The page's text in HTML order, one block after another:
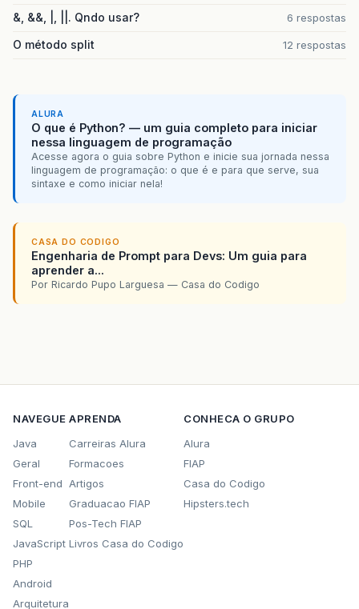
&, &&, |, ||. Qndo usar? 6 respostas
O método split 12 respostas
ALURA
O que é Python? — um guia completo para iniciar
nessa linguagem de programação
Acesse agora o guia sobre Python e inicie sua jornada nessa
linguagem de programação: o que é e para que serve, sua
sintaxe e como iniciar nela!
CASA DO CODIGO
Engenharia de Prompt para Devs: Um guia para
aprender a...
Por Ricardo Pupo Larguesa — Casa do Codigo
NAVEGUE
Java
Geral
Front-end
Mobile
SQL
JavaScript
PHP
Android
Arquitetura
APRENDA
Carreiras Alura
Formacoes
Artigos
Graduacao FIAP
Pos-Tech FIAP
Livros Casa do Codigo
CONHECA O GRUPO
Alura
FIAP
Casa do Codigo
Hipsters.tech